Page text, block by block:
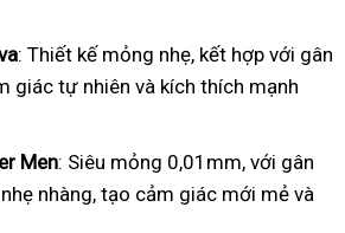
: Thiết kế mỏng nhẹ, kết hợp với gân
giác tự nhiên và kích thích mạnh
Men: Siêu mỏng 0,01mm, với gân
nhàng, tạo cảm giác mới mẻ và